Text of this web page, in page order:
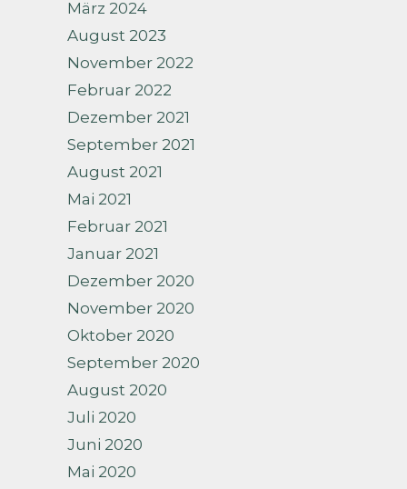
März 2024
August 2023
November 2022
Februar 2022
Dezember 2021
September 2021
August 2021
Mai 2021
Februar 2021
Januar 2021
Dezember 2020
November 2020
Oktober 2020
September 2020
August 2020
Juli 2020
Juni 2020
Mai 2020